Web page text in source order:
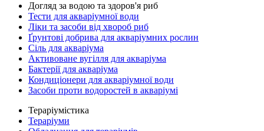
Догляд за водою та здоров'я риб
Тести для акваріумної води
Ліки та засоби від хвороб риб
Ґрунтові добрива для акваріумних рослин
Сіль для акваріума
Активоване вугілля для акваріума
Бактерії для акваріума
Кондиціонери для акваріумної води
Засоби проти водоростей в акваріумі
Тераріумістика
Тераріуми